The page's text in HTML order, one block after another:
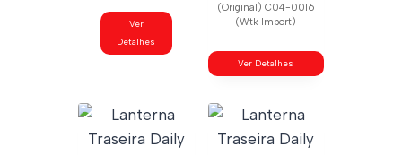
Ver
Detalhes
(Original) C04-0016
(Wtk Import)
Ver Detalhes